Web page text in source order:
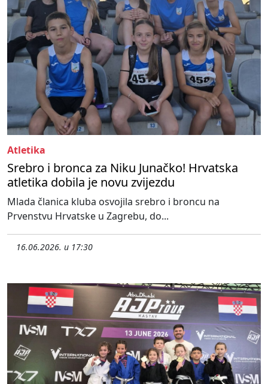
Atletika
Srebro i bronca za Niku Junačko! Hrvatska
atletika dobila je novu zvijezdu
Mlada članica kluba osvojila srebro i broncu na
Prvenstvu Hrvatske u Zagrebu, do...
16.06.2026. u 17:30